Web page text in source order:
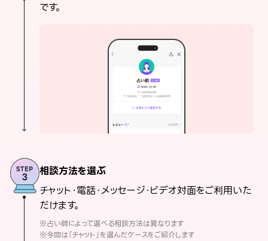
です。
相談方法を選ぶ
チャット・電話・メッセージ・ビデオ対面をご利用いた
だけます。
※占い師によって選べる相談方法は異なります
※今回は「チャット」を選んだケースをご紹介します